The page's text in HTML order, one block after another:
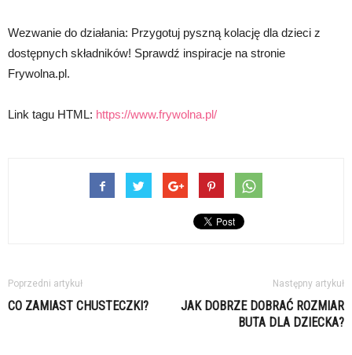
Wezwanie do działania: Przygotuj pyszną kolację dla dzieci z
dostępnych składników! Sprawdź inspiracje na stronie
Frywolna.pl.
Link tagu HTML: https://www.frywolna.pl/
Poprzedni artykuł
CO ZAMIAST CHUSTECZKI?
Następny artykuł
JAK DOBRZE DOBRAĆ ROZMIAR
BUTA DLA DZIECKA?